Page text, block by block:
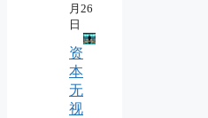
月26
日
资
本
无
视